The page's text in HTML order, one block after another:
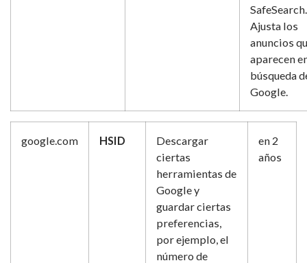
SafeSearch.
Ajusta los
anuncios
aparecen
búsqueda
Google.
google.com HSID
Descargar
ciertas
herramientas de
Google y
guardar ciertas
preferencias,
por ejemplo, el
número de
en 2
años